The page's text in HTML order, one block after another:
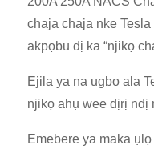
chaja chaja nke
akpọbu dị ka “njikọ
Ejila ya na ụgbọ ala
njikọ ahụ wee dịrị ndị
Emebere ya maka